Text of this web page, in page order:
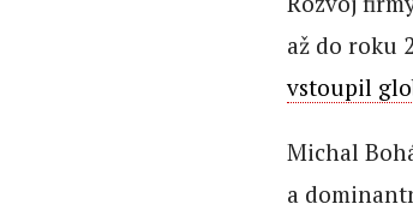
až do roku
vstoupil
Michal
a